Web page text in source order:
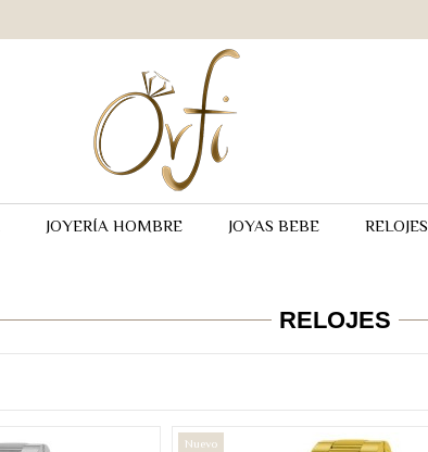
JOYERÍA HOMBRE JOYAS BEBE RELOJES
RELOJES
Nuevo